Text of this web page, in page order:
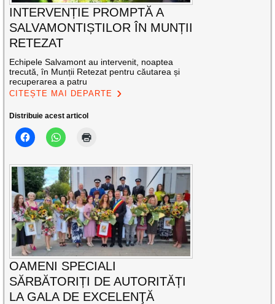
INTERVENȚIE PROMPTĂ A
SALVAMONTIȘTILOR ÎN MUNȚII
RETEZAT
Echipele Salvamont au intervenit, noaptea
trecută, în Munții Retezat pentru căutarea și
recuperarea a patru
CITEȘTE MAI DEPARTE
Distribuie acest articol
OAMENI SPECIALI
SĂRBĂTORIȚI DE AUTORITĂȚI
LA GALA DE EXCELENŢĂ